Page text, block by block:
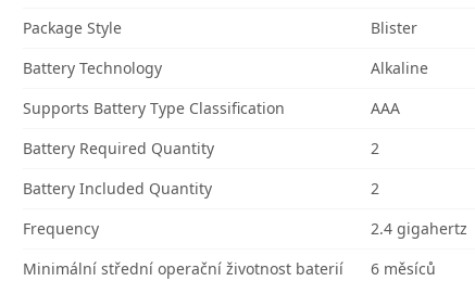
Package Style
Blister
Battery Technology
Alkaline
Supports Battery Type Classification
AAA
Battery Required Quantity
2
Battery Included Quantity
2
Frequency
2.4 gigahertz
Minimální střední operační životnost baterií
6 měsíců